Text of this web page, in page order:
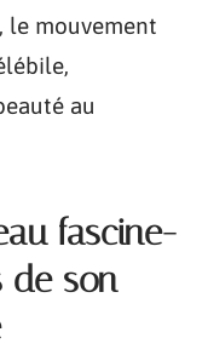
le mouvement
au
fascine-
de son